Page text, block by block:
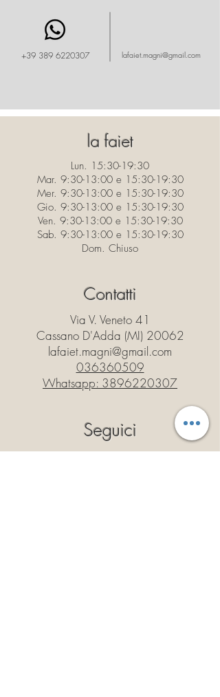
+39 389 6220307 lafaiet.magni@gmail.com
la faiet
Lun. 15:30-19:30
Mar. 9:30-13:00 e 15:30-19:30
Mer. 9:30-13:00 e 15:30-19:30
Gio. 9:30-13:00 e 15:30-19:30
Ven. 9:30-13:00 e 15:30-19:30
Sab. 9:30-13:00 e 15:30-19:30
Dom. Chiuso
Contatti
Via V. Veneto 41
Cassano D'Adda (MI) 20062
lafaiet.magni@gmail.com
036360509
Whatsapp: 3896220307
Seguici